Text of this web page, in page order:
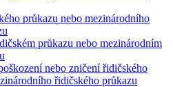
průkazu nebo mezinárodního
průkazu nebo mezinárodním
nebo zničení řidičského
řidičského průkazu